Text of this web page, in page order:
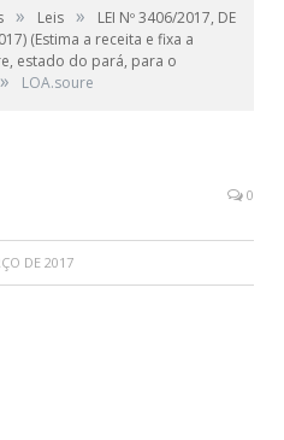
» Leis »
LEI Nº 3406/2017, DE
(Estima a receita e fixa a
estado do pará, para o
» LOA.soure
0
DE 2017